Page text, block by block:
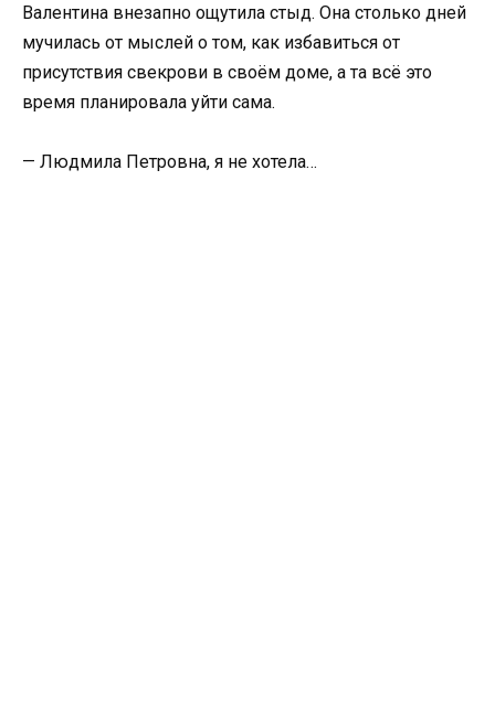
Валентина внезапно ощутила стыд. Она столько дней
мучилась от мыслей о том, как избавиться от
присутствия свекрови в своём доме, а та всё это
время планировала уйти сама.
— Людмила Петровна, я не хотела…